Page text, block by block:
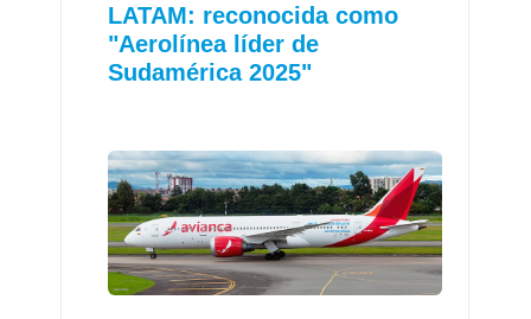
LATAM: reconocida como
"Aerolínea líder de
Sudamérica 2025"